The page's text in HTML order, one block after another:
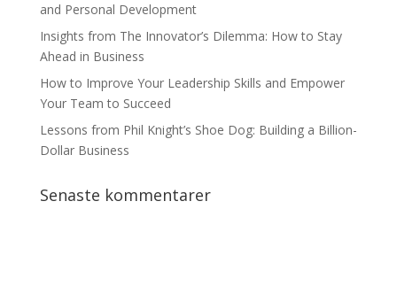
and Personal Development
Insights from The Innovator’s Dilemma: How to Stay
Ahead in Business
How to Improve Your Leadership Skills and Empower
Your Team to Succeed
Lessons from Phil Knight’s Shoe Dog: Building a Billion-
Dollar Business
Senaste kommentarer